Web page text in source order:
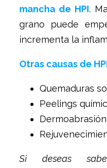
mancha de HPI.
grano puede
incrementa la
Otras causas de
Quemaduras
Peelings
Dermoabrasión
Si deseas